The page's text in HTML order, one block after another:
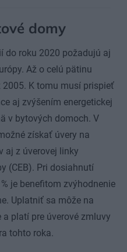
domy
do roku 2020 požadujú aj
Až o celú pätinu
K tomu musí prispieť
aj zvýšením energetickej
v bytových domoch. V
získať úvery na
aj z úverovej linky
(CEB). Pri dosiahnutí
je benefitom zvýhodnenie
Uplatniť sa môže na
platí pre úverové zmluvy
tohto roka.